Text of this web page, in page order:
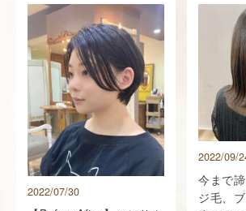
2022/07/30
2022/09/
今まで
ジ毛、